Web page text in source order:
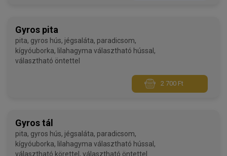
Gyros pita
pita, gyros hús, jégsaláta, paradicsom,
kígyóuborka, lilahagyma választható hússal,
választható öntettel
2 700 Ft
Gyros tál
pita, gyros hús, jégsaláta, paradicsom,
kígyóuborka, lilahagyma választható hússal,
választható körettel, választható öntettel